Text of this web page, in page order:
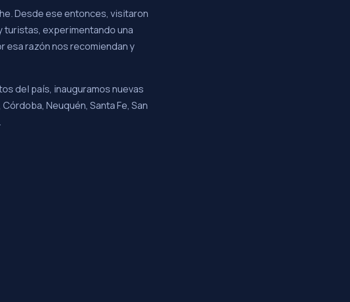
Desde ese entonces, visitaron
experimentando una
razón nos recomiendan y
del país, inauguramos nuevas
Neuquén, Santa Fe, San